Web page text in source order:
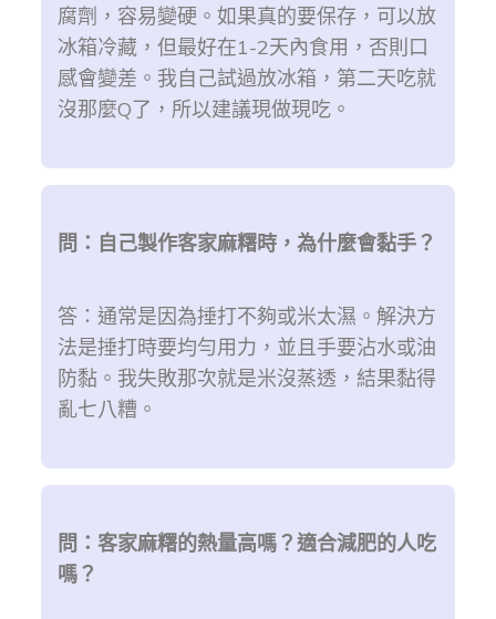
腐劑，容易變硬。如果真的要保存，可以放
冰箱冷藏，但最好在1-2天內食用，否則口
感會變差。我自己試過放冰箱，第二天吃就
沒那麼Q了，所以建議現做現吃。
問：自己製作客家麻糬時，為什麼會黏手？
答：通常是因為捶打不夠或米太濕。解決方
法是捶打時要均勻用力，並且手要沾水或油
防黏。我失敗那次就是米沒蒸透，結果黏得
亂七八糟。
問：客家麻糬的熱量高嗎？適合減肥的人吃
嗎？